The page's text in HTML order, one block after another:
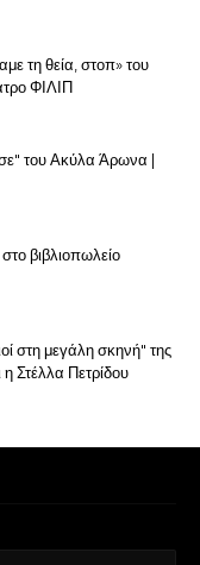
τη θεία, στοπ» του
ΦΙΛΙΠ
του Ακύλα Άρωνα |
βιβλιοπωλείο
στη μεγάλη σκηνή" της
Στέλλα Πετρίδου